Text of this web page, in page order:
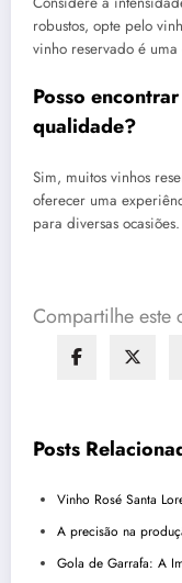
robustos, opte pelo
vinho reservado é uma
Posso
qualidade?
Sim, muitos vinhos
oferecer uma
para diversas ocasiões.
Compartilhe este
Posts
Vinho Rosé Santa
A precisão na
Gola de Garrafa: A